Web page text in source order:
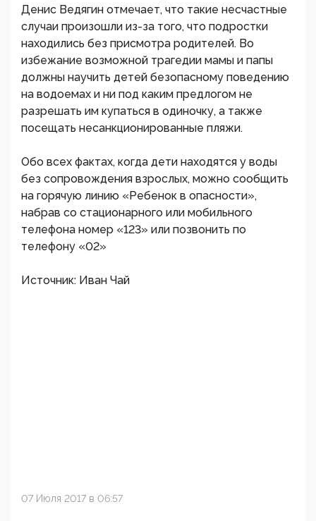
Денис Ведягин отмечает, что такие несчастные
случаи произошли из-за того, что подростки
находились без присмотра родителей. Во
избежание возможной трагедии мамы и папы
должны научить детей безопасному поведению
на водоемах и ни под каким предлогом не
разрешать им купаться в одиночку, а также
посещать несанкционированные пляжи.
Обо всех фактах, когда дети находятся у воды
без сопровождения взрослых, можно сообщить
на горячую линию «Ребенок в опасности»,
набрав со стационарного или мобильного
телефона номер «123» или позвонить по
телефону «02»
Источник: Иван Чай
07 Июля 2017 в 06:57